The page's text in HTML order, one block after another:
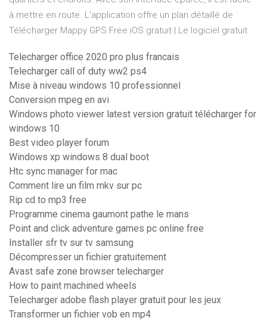
à mettre en route. L'application offre un plan détaillé de
Télécharger Mappy GPS Free iOS gratuit | Le logiciel gratuit
Telecharger office 2020 pro plus francais
Telecharger call of duty ww2 ps4
Mise à niveau windows 10 professionnel
Conversion mpeg en avi
Windows photo viewer latest version gratuit télécharger for
windows 10
Best video player forum
Windows xp windows 8 dual boot
Htc sync manager for mac
Comment lire un film mkv sur pc
Rip cd to mp3 free
Programme cinema gaumont pathe le mans
Point and click adventure games pc online free
Installer sfr tv sur tv samsung
Décompresser un fichier gratuitement
Avast safe zone browser telecharger
How to paint machined wheels
Telecharger adobe flash player gratuit pour les jeux
Transformer un fichier vob en mp4